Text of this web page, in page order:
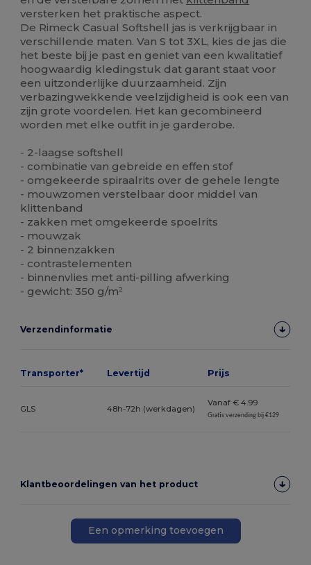
versterken het praktische aspect.
De Rimeck Casual Softshell jas is verkrijgbaar in
verschillende maten. Van S tot 3XL, kies de jas die
het beste bij je past en geniet van een kwalitatief
hoogwaardig kledingstuk dat garant staat voor
een uitzonderlijke duurzaamheid. Zijn
verbazingwekkende veelzijdigheid is ook een van
zijn grote voordelen. Het kan gecombineerd
worden met elke outfit in je garderobe.
- 2-laagse softshell
- combinatie van gebreide en effen stof
- omgekeerde spiraalrits over de gehele lengte
- mouwzomen verstelbaar door middel van
klittenband
- zakken met omgekeerde spoelrits
- mouwzak
- 2 binnenzakken
- contrastelementen
- binnenvlies met anti-pilling afwerking
- gewicht: 350 g/m²
Verzendinformatie
Transporter* Levertijd Prijs
GLS 48h-72h (werkdagen)
Vanaf € 4.99
Gratis verzending bij €129
Klantbeoordelingen van het product
Een opmerking toevoegen